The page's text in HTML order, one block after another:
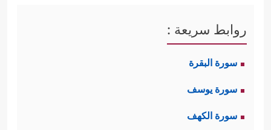
عَلَیۡهِمۡ﴾، و﴿ٱلضَّاۤلِّینَ﴾
قبل تصنيفهم بحسب مواقفهم من
﴿ٱلصِّرَ ٰ⁠طَ ٱلۡمُسۡتَقِیمَ﴾
السائرون على هذا الصراط، والمغضوب
روابط سريعة :
سورة البقرة
سورة يوسف
سورة الكهف